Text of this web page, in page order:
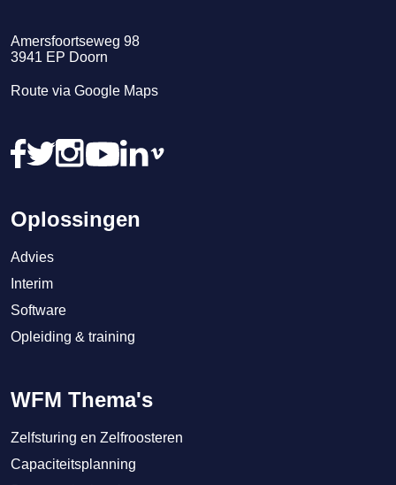
Amersfoortseweg 98
3941 EP Doorn
Route via Google Maps
Oplossingen
Advies
Interim
Software
Opleiding & training
WFM Thema's
Zelfsturing en Zelfroosteren
Capaciteitsplanning